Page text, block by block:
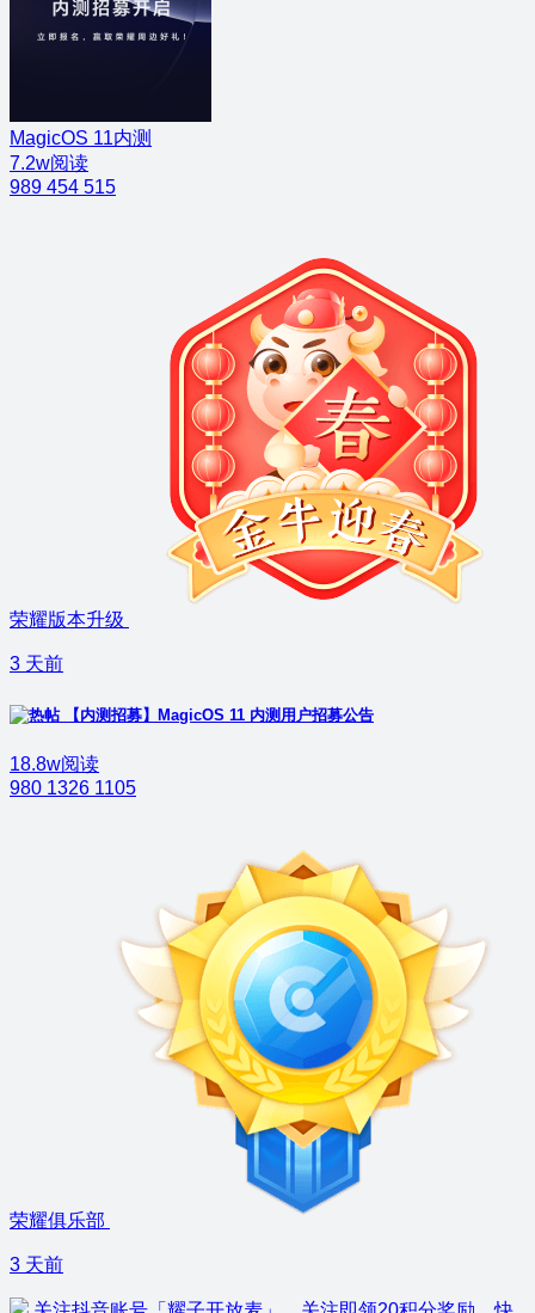
MagicOS 11内测
7.2w阅读
989 454 515
荣耀版本升级
3 天前
【内测招募】MagicOS 11 内测用户招募公告
18.8w阅读
980 1326 1105
荣耀俱乐部
3 天前